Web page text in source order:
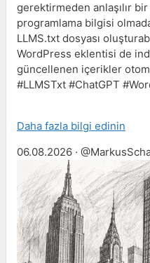
gerektirmeden anlaşılır bir
programlama bilgisi
LLMS.txt dosyası
WordPress eklentisi de
güncellenen içerikler
#LLMSTxt #ChatGPT
Daha fazla bilgi edinin
06.08.2026 ·